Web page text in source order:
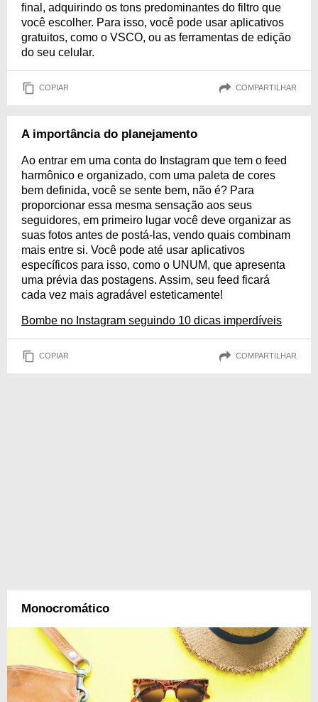
final, adquirindo os tons predominantes do filtro que
você escolher. Para isso, você pode usar aplicativos
gratuitos, como o VSCO, ou as ferramentas de edição
do seu celular.
COPIAR COMPARTILHAR
A importância do planejamento
Ao entrar em uma conta do Instagram que tem o feed
harmônico e organizado, com uma paleta de cores
bem definida, você se sente bem, não é? Para
proporcionar essa mesma sensação aos seus
seguidores, em primeiro lugar você deve organizar as
suas fotos antes de postá-las, vendo quais combinam
mais entre si. Você pode até usar aplicativos
específicos para isso, como o UNUM, que apresenta
uma prévia das postagens. Assim, seu feed ficará
cada vez mais agradável esteticamente!
Bombe no Instagram seguindo 10 dicas imperdíveis
COPIAR COMPARTILHAR
Monocromático